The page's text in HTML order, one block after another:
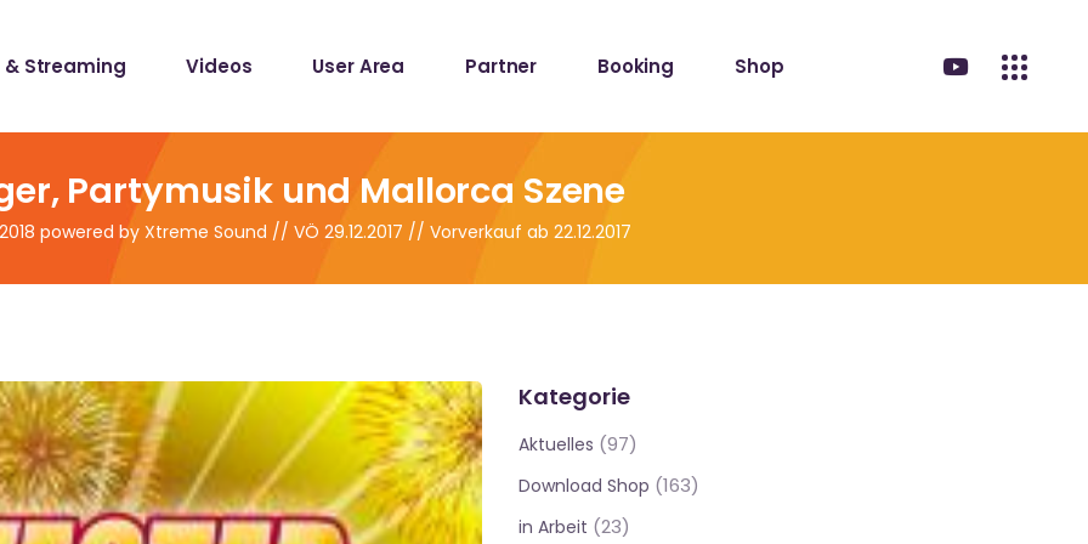
& Streaming Videos User Area Partner Booking Shop
Partymusik und Mallorca Szene
powered by Xtreme Sound // VÖ 29.12.2017 // Vorverkauf ab 22.12.2017
Kategorie
Aktuelles (97)
Download Shop (163)
in Arbeit (23)